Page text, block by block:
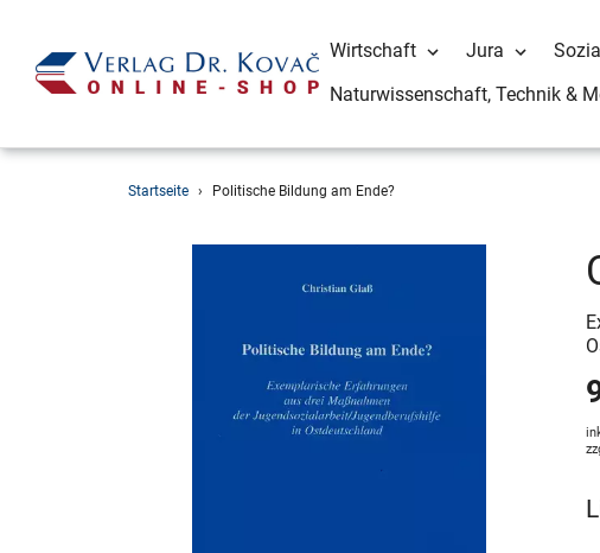
Wirtschaft Jura
Naturwissenschaft, Technik &
Startseite › Politische Bildung am Ende?